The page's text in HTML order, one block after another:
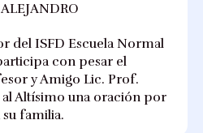
del ISFD Escuela Normal
con pesar el
y Amigo Lic. Prof.
al Altísimo una oración por
familia.